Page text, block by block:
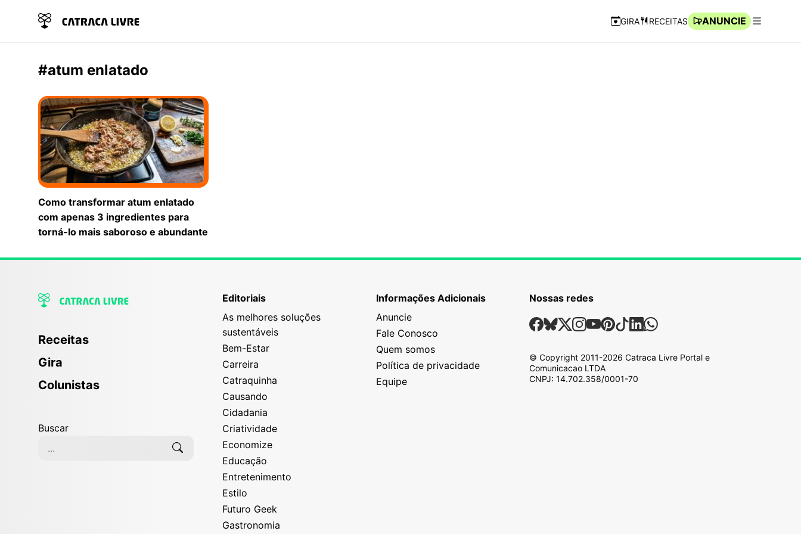
Navegação Rápida
GIRA RECEITAS
ANUNCIE
#atum enlatado
Como transformar atum enlatado
com apenas 3 ingredientes para
torná-lo mais saboroso e abundante
Receitas
Gira
Colunistas
Buscar
Editoriais
As melhores soluções
sustentáveis
Bem-Estar
Carreira
Catraquinha
Causando
Cidadania
Criatividade
Economize
Educação
Entretenimento
Estilo
Futuro Geek
Gastronomia
Informações Adicionais
Anuncie
Fale Conosco
Quem somos
Política de privacidade
Equipe
Nossas redes
Nossas Redes Sociais
Facebook
Bsky
X Instagram
Youtube
Pinterest
TiktokLinkedin
Whatsapp
© Copyright 2011-2026 Catraca Livre Portal e
Comunicacao LTDA
CNPJ: 14.702.358/0001-70